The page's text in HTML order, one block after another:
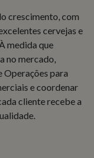
crescimento, com
cervejas e
medida que
no mercado,
Operações para
e coordenar
cliente recebe a